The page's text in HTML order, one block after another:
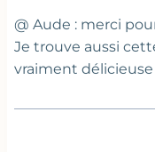
@ Aude : merci
Je trouve aussi
vraiment délicieuse